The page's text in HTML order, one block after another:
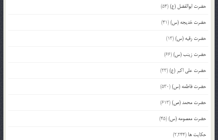
حضرت ابوالفضل (ع)(54)
حضرت خدیجه (س)(41)
حضرت رقیه (س)(13)
حضرت زینب (س)(66)
حضرت علی اکبر (ع)(23)
حضرت فاطمه (س)(530)
حضرت محمد (ص)(613)
حضرت معصومه (س)(45)
حکایت ها (2,244)